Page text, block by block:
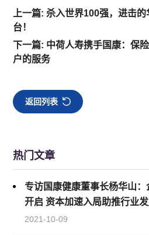
上一篇: 杀入世界100强，进击
台！
下一篇: 中荷人寿携手国康：保
户的服务
返回列表
热门文章
专访国康健康董事长杨华山
开启 资本加速入局助推行业
2021-10-09